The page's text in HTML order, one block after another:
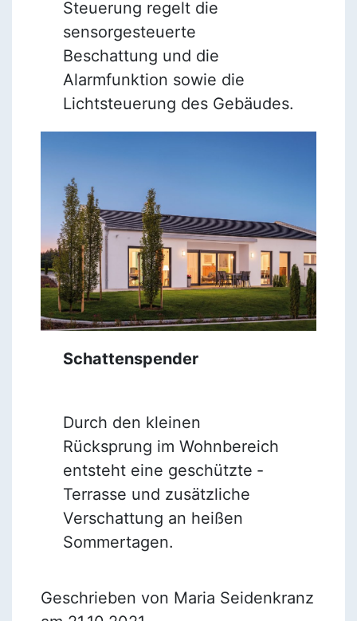
Steuerung regelt die
sensorgesteuerte
Beschattung und die
Alarmfunktion sowie die
Lichtsteuerung des Gebäudes.
Schattenspender
Durch den kleinen
Rücksprung im Wohnbereich
entsteht eine geschützte ­
Terrasse und zusätzliche
Verschattung an heißen
Sommertagen.
Geschrieben von Maria Seidenkranz